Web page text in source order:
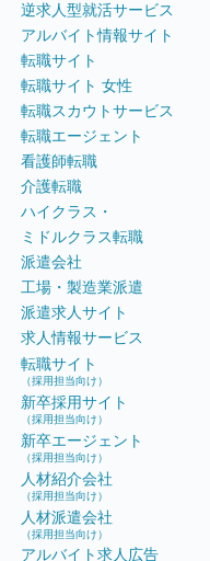
逆求人型就活サービス
アルバイト情報サイト
転職サイト
転職サイト 女性
転職スカウトサービス
転職エージェント
看護師転職
介護転職
ハイクラス・
ミドルクラス転職
派遣会社
工場・製造業派遣
派遣求人サイト
求人情報サービス
転職サイト
（採用担当向け）
新卒採用サイト
（採用担当向け）
新卒エージェント
（採用担当向け）
人材紹介会社
（採用担当向け）
人材派遣会社
（採用担当向け）
アルバイト求人広告